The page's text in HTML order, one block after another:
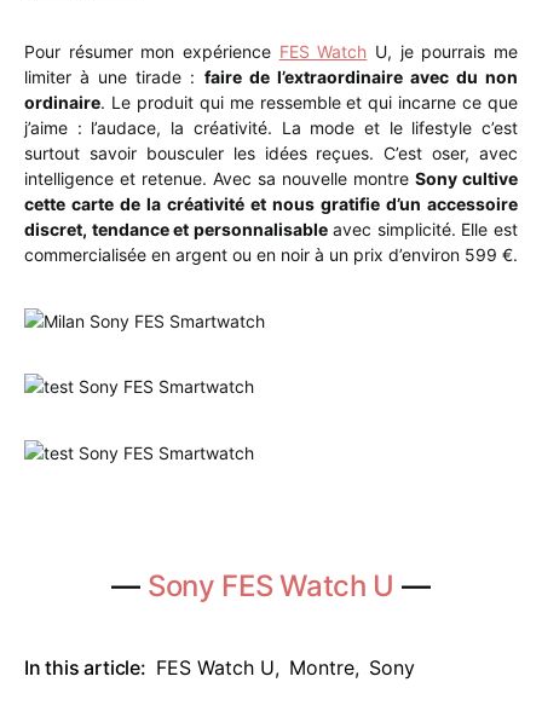
Pour résumer mon expérience FES Watch U, je pourrais me
limiter à une tirade : faire de l’extraordinaire avec du non
ordinaire. Le produit qui me ressemble et qui incarne ce que
j’aime : l’audace, la créativité. La mode et le lifestyle c’est
surtout savoir bousculer les idées reçues. C’est oser, avec
intelligence et retenue. Avec sa nouvelle montre Sony cultive
cette carte de la créativité et nous gratifie d’un accessoire
discret, tendance et personnalisableavec simplicité. Elle est
commercialisée en argent ou en noir à un prix d’environ 599 €.
— Sony FES Watch U —
In this article: FES Watch U, Montre, Sony